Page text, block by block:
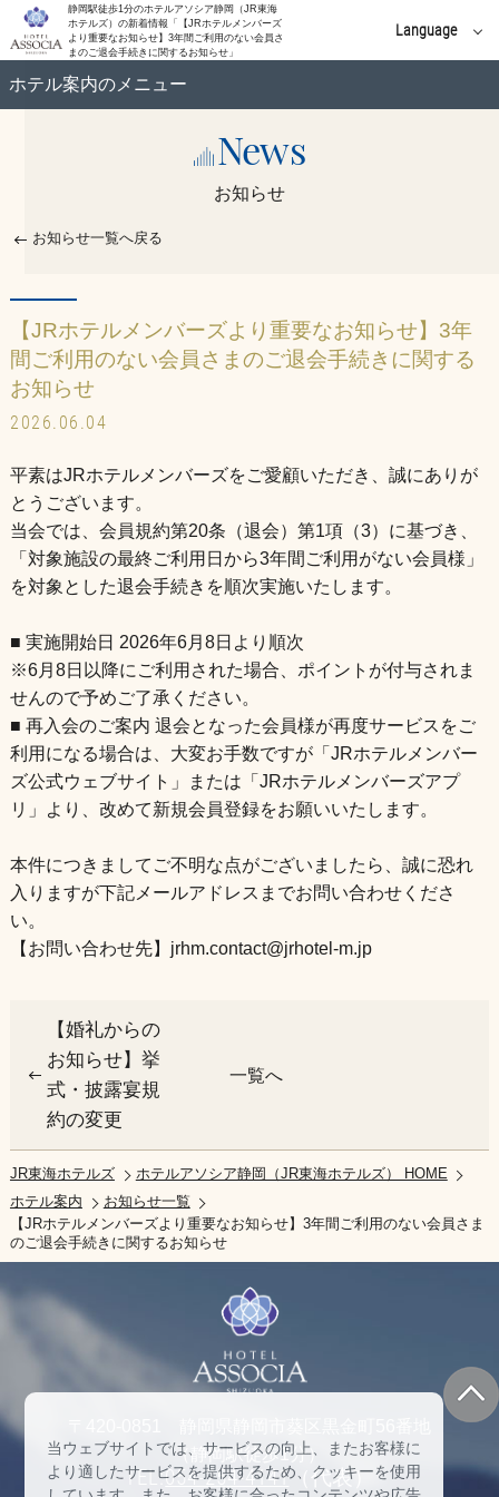
静岡駅徒歩1分のホテルアソシア静岡（JR東海
ホテルズ）の新着情報「【JRホテルメンバーズ
より重要なお知らせ】3年間ご利用のない会員さ
まのご退会手続きに関するお知らせ」
Language
ホテル案内のメニュー
News
お知らせ
お知らせ一覧へ戻る
【JRホテルメンバーズより重要なお知らせ】3年
間ご利用のない会員さまのご退会手続きに関する
お知らせ
2026.06.04
平素はJRホテルメンバーズをご愛顧いただき、誠にありが
とうございます。
当会では、会員規約第20条（退会）第1項（3）に基づき、
「対象施設の最終ご利用日から3年間ご利用がない会員様」
を対象とした退会手続きを順次実施いたします。
■ 実施開始日 2026年6月8日より順次
※6月8日以降にご利用された場合、ポイントが付与されま
せんので予めご了承ください。
■ 再入会のご案内 退会となった会員様が再度サービスをご
利用になる場合は、大変お手数ですが「JRホテルメンバー
ズ公式ウェブサイト」または「JRホテルメンバーズアプ
リ」より、改めて新規会員登録をお願いいたします。
本件につきましてご不明な点がございましたら、誠に恐れ
入りますが下記メールアドレスまでお問い合わせくださ
い。
【お問い合わせ先】jrhm.contact@jrhotel-m.jp
【婚礼からの
お知らせ】挙
式・披露宴規
約の変更
一覧へ
JR東海ホテルズ
ホテルアソシア静岡（JR東海ホテルズ） HOME
ホテル案内
お知らせ一覧
【JRホテルメンバーズより重要なお知らせ】3年間ご利用のない会員さま
のご退会手続きに関するお知らせ
（静岡駅徒歩1分）
TEL:054-254-4141（代表）
当ウェブサイトでは、サービスの向上、またお客様に
より適したサービスを提供するため、クッキーを使用